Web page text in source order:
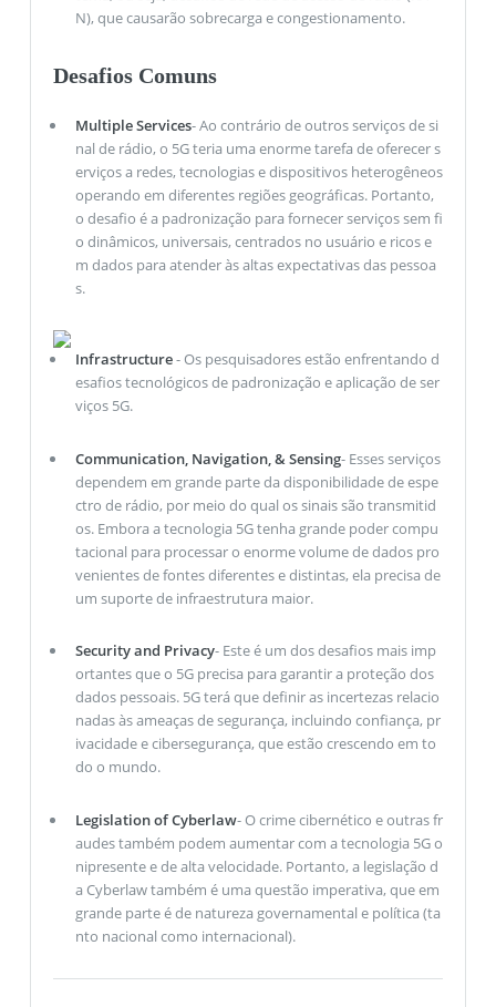
N), que causarão sobrecarga e congestionamento.
Desafios Comuns
Multiple Services- Ao contrário de outros serviços de si
nal de rádio, o 5G teria uma enorme tarefa de oferecer s
erviços a redes, tecnologias e dispositivos heterogêneos
operando em diferentes regiões geográficas. Portanto,
o desafio é a padronização para fornecer serviços sem fi
o dinâmicos, universais, centrados no usuário e ricos e
m dados para atender às altas expectativas das pessoa
s.
Infrastructure- Os pesquisadores estão enfrentando d
esafios tecnológicos de padronização e aplicação de ser
viços 5G.
Communication, Navigation, & Sensing- Esses serviços
dependem em grande parte da disponibilidade de espe
ctro de rádio, por meio do qual os sinais são transmitid
os. Embora a tecnologia 5G tenha grande poder compu
tacional para processar o enorme volume de dados pro
venientes de fontes diferentes e distintas, ela precisa de
um suporte de infraestrutura maior.
Security and Privacy- Este é um dos desafios mais imp
ortantes que o 5G precisa para garantir a proteção dos
dados pessoais. 5G terá que definir as incertezas relacio
nadas às ameaças de segurança, incluindo confiança, pr
ivacidade e cibersegurança, que estão crescendo em to
do o mundo.
Legislation of Cyberlaw- O crime cibernético e outras fr
audes também podem aumentar com a tecnologia 5G o
nipresente e de alta velocidade. Portanto, a legislação d
a Cyberlaw também é uma questão imperativa, que em
grande parte é de natureza governamental e política (ta
nto nacional como internacional).